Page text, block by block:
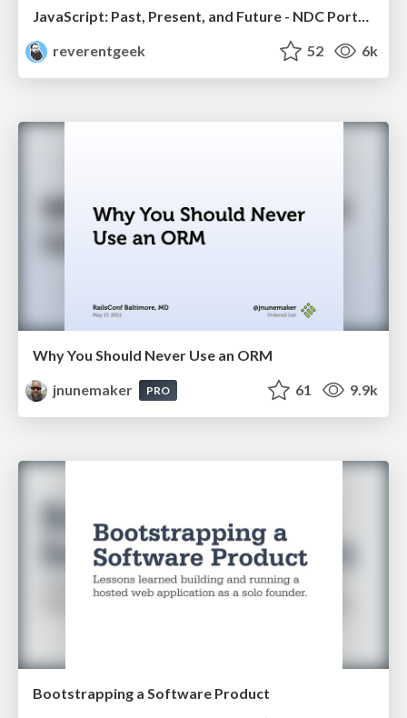
JavaScript: Past, Present, and Future - NDC Porto 2020
reverentgeek
52 6k
Why You Should Never Use an ORM
jnunemaker
PRO 61 9.9k
Bootstrapping a Software Product